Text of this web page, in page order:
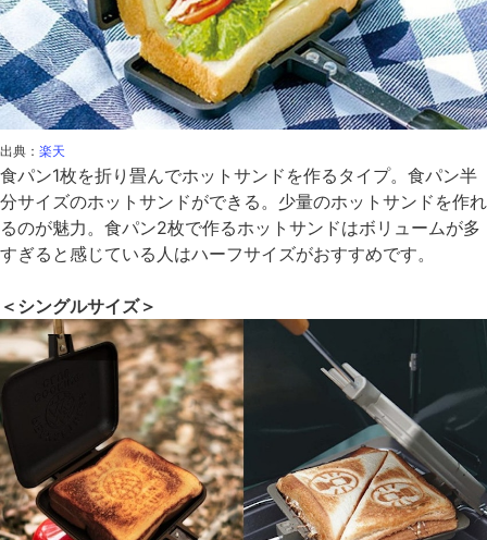
出典： 楽天
食パン1枚を折り畳んでホットサンドを作るタイプ。食パン半
分サイズのホットサンドができる。少量のホットサンドを作れ
るのが魅力。食パン2枚で作るホットサンドはボリュームが多
すぎると感じている人はハーフサイズがおすすめです。
＜シングルサイズ＞